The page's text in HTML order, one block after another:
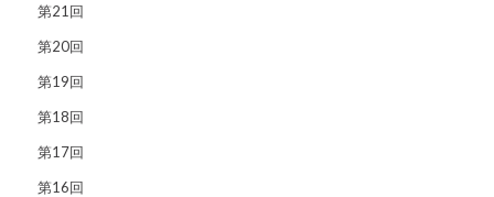
第21回
第20回
第19回
第18回
第17回
第16回